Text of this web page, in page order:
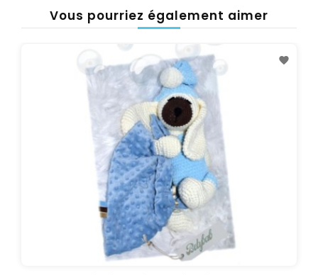
Vous pourriez également aimer